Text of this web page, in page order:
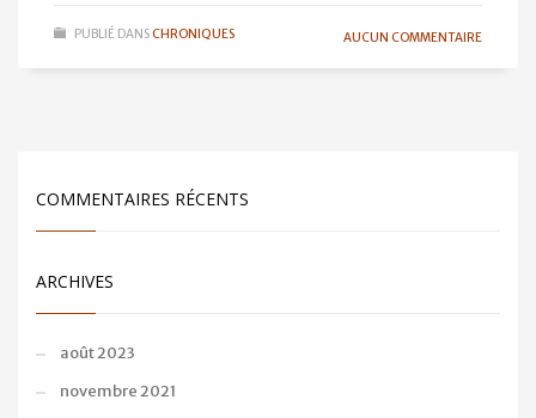
PUBLIÉ DANSCHRONIQUES AUCUN COMMENTAIRE
COMMENTAIRES RÉCENTS
ARCHIVES
août 2023
novembre 2021